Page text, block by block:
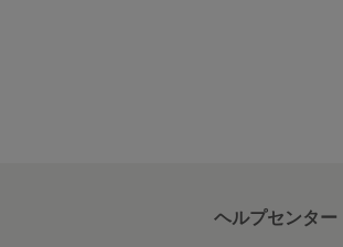
ヘルプセンター